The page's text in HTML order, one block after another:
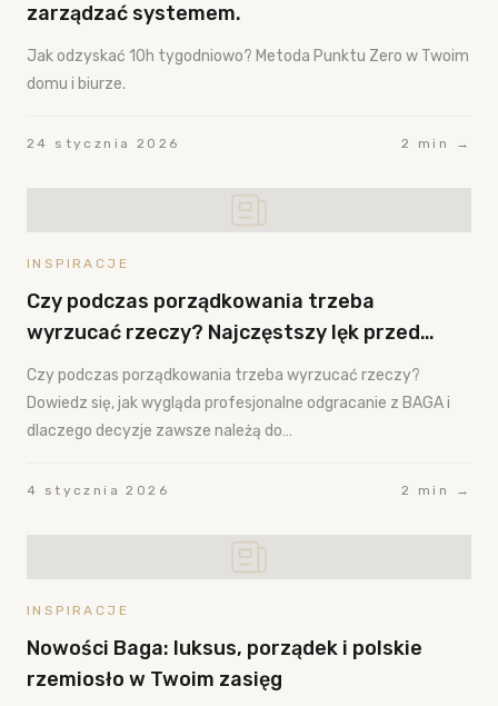
zarządzać systemem.
Jak odzyskać 10h tygodniowo? Metoda Punktu Zero w Twoim
domu i biurze.
24 stycznia 2026 2 min →
INSPIRACJE
Czy podczas porządkowania trzeba
wyrzucać rzeczy? Najczęstszy lęk przed
odgracaniem.
Czy podczas porządkowania trzeba wyrzucać rzeczy?
Dowiedz się, jak wygląda profesjonalne odgracanie z BAGA i
dlaczego decyzje zawsze należą do…
4 stycznia 2026 2 min →
INSPIRACJE
Nowości Baga: luksus, porządek i polskie
rzemiosło w Twoim zasięg